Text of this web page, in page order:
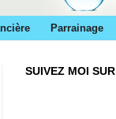
Parrainage
SUIVEZ MOI SUR